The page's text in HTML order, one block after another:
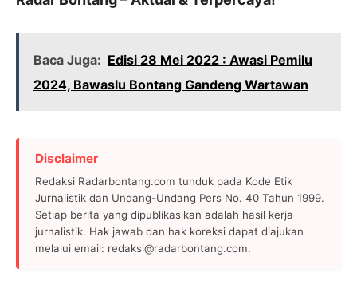
Baca Juga: Edisi 28 Mei 2022 : Awasi Pemilu
2024, Bawaslu Bontang Gandeng Wartawan
Disclaimer
Redaksi Radarbontang.com tunduk pada Kode Etik
Jurnalistik dan Undang-Undang Pers No. 40 Tahun 1999.
Setiap berita yang dipublikasikan adalah hasil kerja
jurnalistik. Hak jawab dan hak koreksi dapat diajukan
melalui email: redaksi@radarbontang.com.